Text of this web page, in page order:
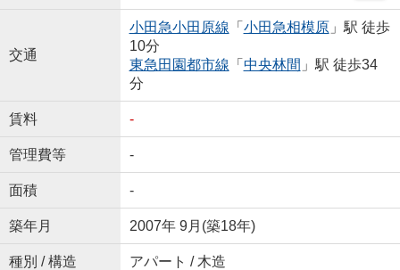
交通
小田急小田原線 「 小田急相模原」駅 徒歩
10分
東急田園都市線 「 中央林間 」駅 徒歩34
分
賃料 -
管理費等 -
面積 -
築年月 2007年 9月(築18年)
種別 / 構造 アパート / 木造